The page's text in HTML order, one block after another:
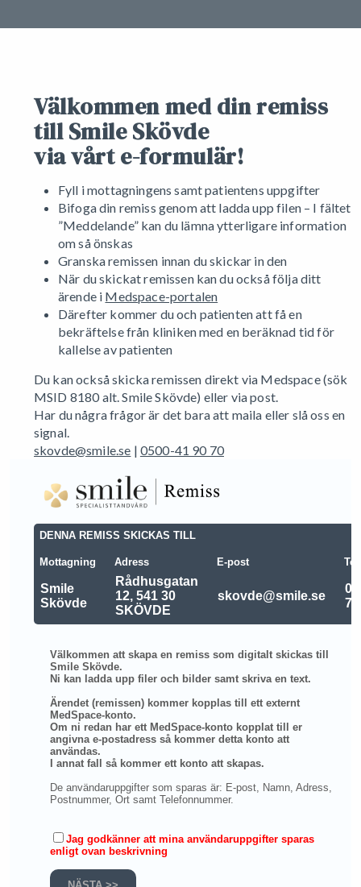
Välkommen med din remiss
till Smile Skövde
via vårt e-formulär!
Fyll i mottagningens samt patientens uppgifter
Bifoga din remiss genom att ladda upp filen – I fältet
”Meddelande” kan du lämna ytterligare information
om så önskas
Granska remissen innan du skickar in den
När du skickat remissen kan du också följa ditt
ärende i Medspace-portalen
Därefter kommer du och patienten att få en
bekräftelse från kliniken med en beräknad tid för
kallelse av patienten
Du kan också skicka remissen direkt via Medspace (sök
MSID 8180 alt. Smile Skövde) eller via post.
Har du några frågor är det bara att maila eller slå oss en
signal.
skovde@smile.se | 0500-41 90 70